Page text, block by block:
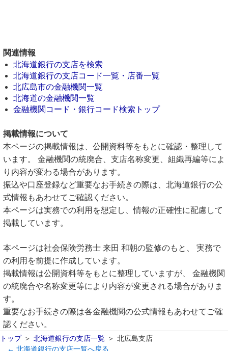
関連情報
北海道銀行の支店を検索
北海道銀行の支店コード一覧・店番一覧
北広島市の金融機関一覧
北海道の金融機関一覧
金融機関コード・銀行コード検索トップ
掲載情報について
本ページの掲載情報は、公開資料等をもとに確認・整理して
います。 金融機関の統廃合、支店名称変更、組織再編等によ
り内容が変わる場合があります。
振込や口座登録など重要なお手続きの際は、北海道銀行の公
式情報もあわせてご確認ください。
本ページは実務での利用を想定し、情報の正確性に配慮して
掲載しています。
本ページは社会保険労務士 来田 和朝の監修のもと、 実務で
の利用を前提に作成しています。
掲載情報は公開資料等をもとに整理していますが、 金融機関
の統廃合や名称変更等により内容が変更される場合がありま
す。
重要なお手続きの際は各金融機関の公式情報もあわせてご確
認ください。
トップ 北海道銀行の支店一覧
北広島支店
← 北海道銀行の支店一覧へ戻る